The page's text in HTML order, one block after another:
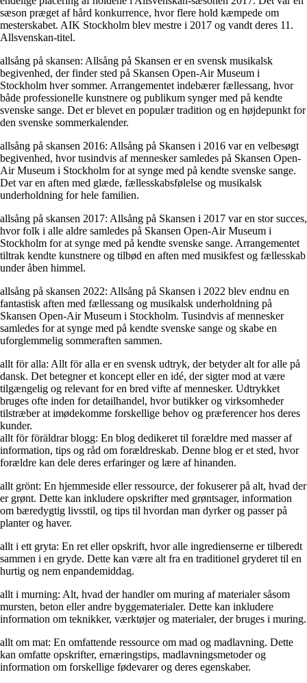
sæson præget af hård konkurrence, hvor flere hold kæmpede om
mesterskabet. AIK Stockholm blev mestre i 2017 og vandt deres 11.
Allsvenskan-titel.
allsång på skansen: Allsång på Skansen er en svensk musikalsk
begivenhed, der finder sted på Skansen Open-Air Museum i
Stockholm hver sommer. Arrangementet indebærer fællessang, hvor
både professionelle kunstnere og publikum synger med på kendte
svenske sange. Det er blevet en populær tradition og en højdepunkt for
den svenske sommerkalender.
allsång på skansen 2016: Allsång på Skansen i 2016 var en velbesøgt
begivenhed, hvor tusindvis af mennesker samledes på Skansen Open-
Air Museum i Stockholm for at synge med på kendte svenske sange.
Det var en aften med glæde, fællesskabsfølelse og musikalsk
underholdning for hele familien.
allsång på skansen 2017: Allsång på Skansen i 2017 var en stor succes,
hvor folk i alle aldre samledes på Skansen Open-Air Museum i
Stockholm for at synge med på kendte svenske sange. Arrangementet
tiltrak kendte kunstnere og tilbød en aften med musikfest og fællesskab
under åben himmel.
allsång på skansen 2022: Allsång på Skansen i 2022 blev endnu en
fantastisk aften med fællessang og musikalsk underholdning på
Skansen Open-Air Museum i Stockholm. Tusindvis af mennesker
samledes for at synge med på kendte svenske sange og skabe en
uforglemmelig sommeraften sammen.
allt för alla: Allt för alla er en svensk udtryk, der betyder alt for alle på
dansk. Det betegner et koncept eller en idé, der sigter mod at være
tilgængelig og relevant for en bred vifte af mennesker. Udtrykket
bruges ofte inden for detailhandel, hvor butikker og virksomheder
tilstræber at imødekomme forskellige behov og præferencer hos deres
kunder.
allt för föräldrar blogg: En blog dedikeret til forældre med masser af
information, tips og råd om forældreskab. Denne blog er et sted, hvor
forældre kan dele deres erfaringer og lære af hinanden.
allt grönt: En hjemmeside eller ressource, der fokuserer på alt, hvad der
er grønt. Dette kan inkludere opskrifter med grøntsager, information
om bæredygtig livsstil, og tips til hvordan man dyrker og passer på
planter og haver.
allt i ett gryta: En ret eller opskrift, hvor alle ingredienserne er tilberedt
sammen i en gryde. Dette kan være alt fra en traditionel gryderet til en
hurtig og nem enpandemiddag.
allt i murning: Alt, hvad der handler om muring af materialer såsom
mursten, beton eller andre byggematerialer. Dette kan inkludere
information om teknikker, værktøjer og materialer, der bruges i muring.
allt om mat: En omfattende ressource om mad og madlavning. Dette
kan omfatte opskrifter, ernæringstips, madlavningsmetoder og
information om forskellige fødevarer og deres egenskaber.